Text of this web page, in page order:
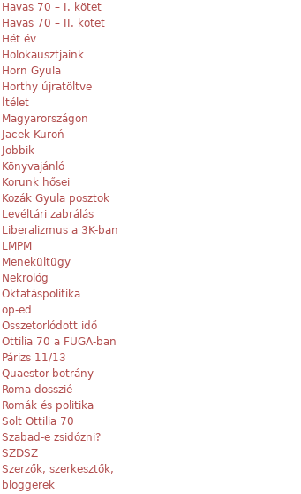
Havas 70 – I. kötet
Havas 70 – II. kötet
Hét év
Holokausztjaink
Horn Gyula
Horthy újratöltve
Ítélet
Magyarországon
Jacek Kuroń
Jobbik
Könyvajánló
Korunk hősei
Kozák Gyula posztok
Levéltári zabrálás
Liberalizmus a 3K-ban
LMPM
Menekültügy
Nekrológ
Oktatáspolitika
op-ed
Összetorlódott idő
Ottilia 70 a FUGA-ban
Párizs 11/13
Quaestor-botrány
Roma-dosszié
Romák és politika
Solt Ottilia 70
Szabad-e zsidózni?
SZDSZ
Szerzők, szerkesztők,
bloggerek